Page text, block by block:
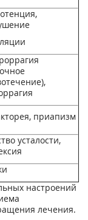
приапизм
усталости,
настроений
лечения.